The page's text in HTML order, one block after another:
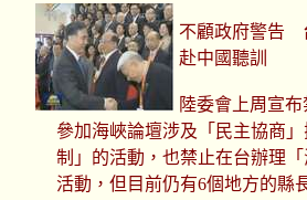
不顧政府警告
赴中國聽訓
陸委會上周宣
參加海峽論壇涉及「民主協商
制」的活動，也禁止在台辦理
活動，但目前仍有6個地方的縣